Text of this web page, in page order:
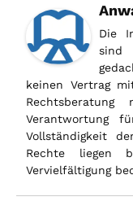
Die
sind
keinen Vertrag
Verantwortung
Vollständigkeit
Rechte liegen
Vervielfältigung